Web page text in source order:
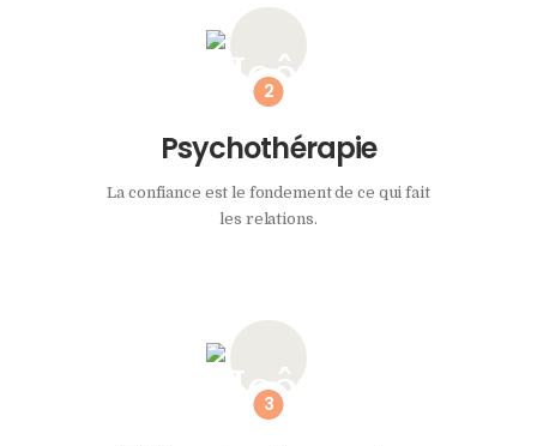
Psychothérapie
La confiance est le fondement de ce qui fait
les relations.